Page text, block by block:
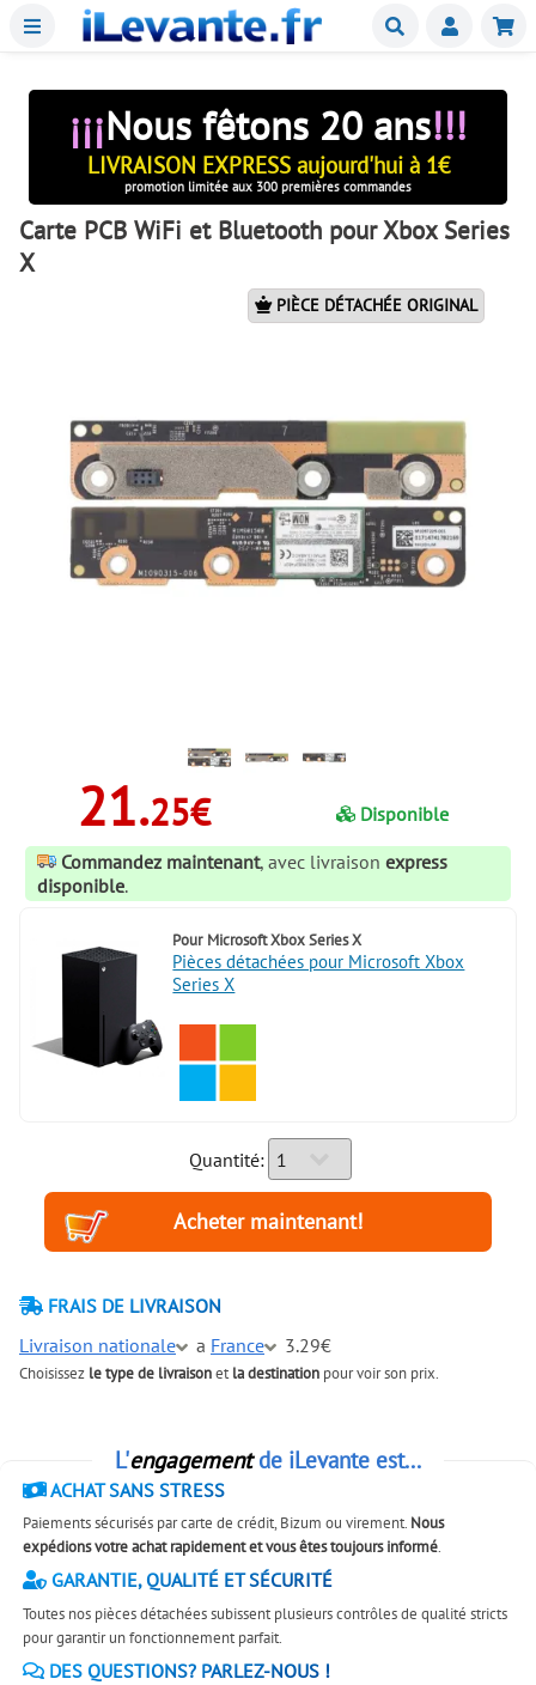
Menu Buscar
¡¡¡Nous fêtons 20 ans!!!
LIVRAISON EXPRESS aujourd'hui à 1€
promotion limitée aux 300 premières commandes
Carte PCB WiFi et Bluetooth pour Xbox Series
X
PIÈCE DÉTACHÉE ORIGINAL
21.25€
Disponible
Commandez maintenant, avec livraison express
disponible.
Pour Microsoft Xbox Series X
Pièces détachées pour Microsoft Xbox
Series X
Quantité:
FRAIS DE LIVRAISON
Livraison nationale
a France 3.29€
Choisissez le type de livraisonetla destination pour voir son prix.
L'engagementde iLevante est...
ACHAT SANS STRESS
Paiements sécurisés par carte de crédit, Bizum ou virement. Nous
expédions votre achat rapidement et vous êtes toujours informé.
GARANTIE, QUALITÉ ET SÉCURITÉ
Toutes nos pièces détachées subissent plusieurs contrôles de qualité stricts
pour garantir un fonctionnement parfait.
DES QUESTIONS? PARLEZ-NOUS !